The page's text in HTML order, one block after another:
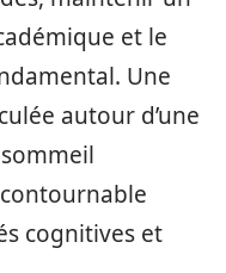
et le
Une
autour d’une
cognitives et